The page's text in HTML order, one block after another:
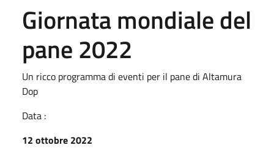
Giornata mondiale del
pane 2022
Un ricco programma di eventi per il pane di Altamura
Dop
Data :
12 ottobre 2022